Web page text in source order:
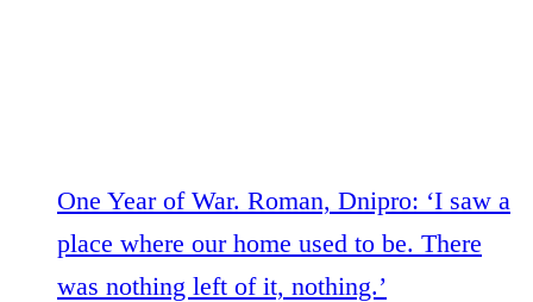
One Year of War. Roman, Dnipro: ‘I saw a
place where our home used to be. There
was nothing left of it, nothing.’